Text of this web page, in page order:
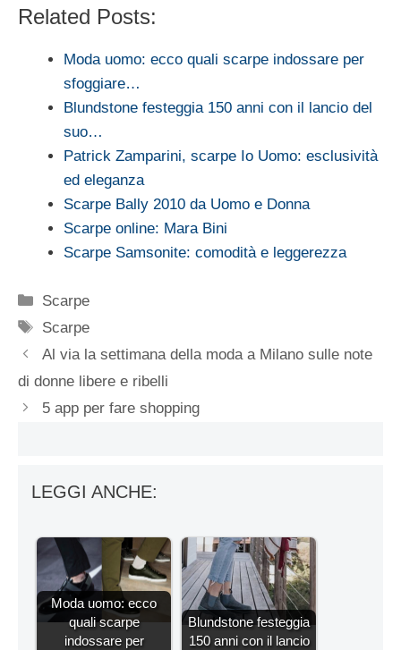
Related Posts:
Moda uomo: ecco quali scarpe indossare per
sfoggiare…
Blundstone festeggia 150 anni con il lancio del
suo…
Patrick Zamparini, scarpe Io Uomo: esclusività
ed eleganza
Scarpe Bally 2010 da Uomo e Donna
Scarpe online: Mara Bini
Scarpe Samsonite: comodità e leggerezza
Categorie
Scarpe
Tag
Scarpe
Al via la settimana della moda a Milano sulle note
di donne libere e ribelli
5 app per fare shopping
LEGGI ANCHE:
Moda uomo: ecco
quali scarpe
indossare per
Blundstone festeggia
150 anni con il lancio